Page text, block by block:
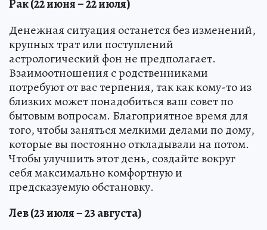
Рак (22 июня – 22 июля)
Денежная ситуация останется без изменений,
крупных трат или поступлений
астрологический фон не предполагает.
Взаимоотношения с родственниками
потребуют от вас терпения, так как кому-то из
близких может понадобиться ваш совет по
бытовым вопросам. Благоприятное время для
того, чтобы заняться мелкими делами по дому,
которые вы постоянно откладывали на потом.
Чтобы улучшить этот день, создайте вокруг
себя максимально комфортную и
предсказуемую обстановку.
Лев (23 июля – 23 августа)